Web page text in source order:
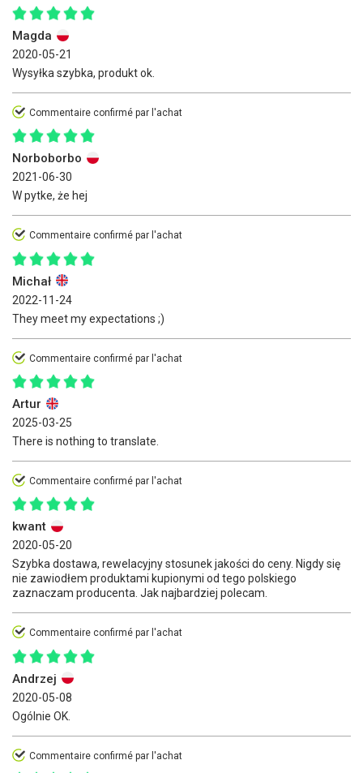
Magda
2020-05-21
Wysyłka szybka, produkt ok.
Commentaire confirmé par l'achat
Norboborbo
2021-06-30
W pytke, że hej
Commentaire confirmé par l'achat
Michał
2022-11-24
They meet my expectations ;)
Commentaire confirmé par l'achat
Artur
2025-03-25
There is nothing to translate.
Commentaire confirmé par l'achat
kwant
2020-05-20
Szybka dostawa, rewelacyjny stosunek jakości do ceny. Nigdy się
nie zawiodłem produktami kupionymi od tego polskiego
zaznaczam producenta. Jak najbardziej polecam.
Commentaire confirmé par l'achat
Andrzej
2020-05-08
Ogólnie OK.
Commentaire confirmé par l'achat